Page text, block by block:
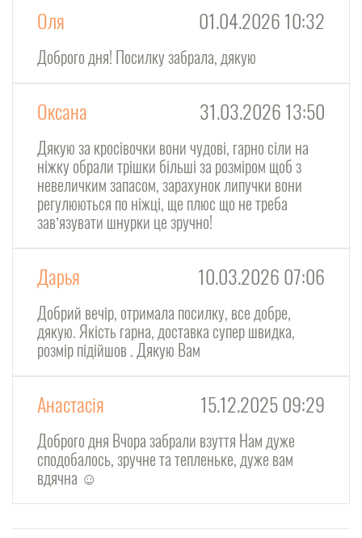
Оля 01.04.2026 10:32
Доброго дня! Посилку забрала, дякую
Оксана 31.03.2026 13:50
Дякую за кросівочки вони чудові, гарно сіли на
ніжку обрали трішки більші за розміром щоб з
невеличким запасом, зарахунок липучки вони
регулюються по ніжці, ще плюс що не треба
завʼязувати шнурки це зручно!
Дарья 10.03.2026 07:06
Добрий вечір, отримала посилку, все добре,
дякую. Якість гарна, доставка супер швидка,
розмір підійшов . Дякую Вам
Анастасія 15.12.2025 09:29
Доброго дня Вчора забрали взуття Нам дуже
сподобалось, зручне та тепленьке, дуже вам
вдячна ☺️